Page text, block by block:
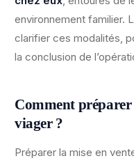
environnement familier.
clarifier ces modalités,
la conclusion de
Comment préparer
viager ?
Préparer la mise en